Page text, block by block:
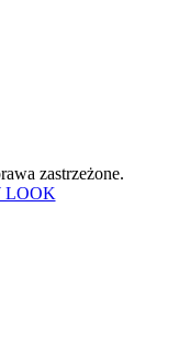
zastrzeżone.
LOOK